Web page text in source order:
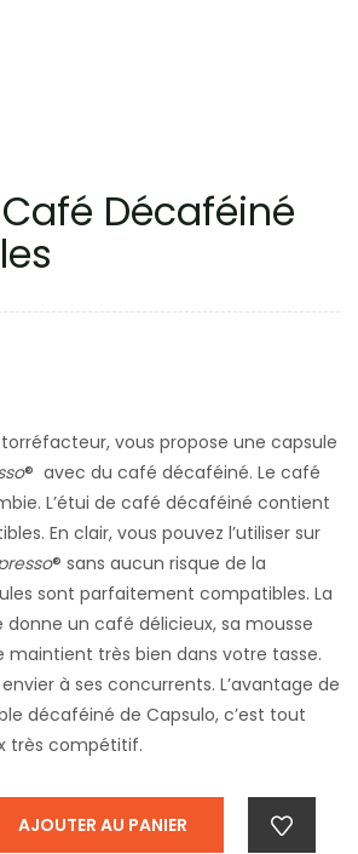
Décaféiné
vous propose une capsule
® avec du café décaféiné. Le café
L’étui de café décaféiné contient
En clair, vous pouvez l’utiliser sur
® sans aucun risque de la
sont parfaitement compatibles. La
un café délicieux, sa mousse
maintient très bien dans votre tasse.
à ses concurrents. L’avantage de
décaféiné de Capsulo, c’est tout
très compétitif.
AJOUTER AU PANIER